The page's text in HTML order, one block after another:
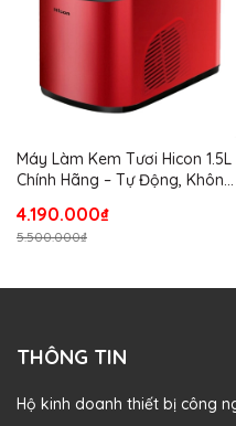
Máy Làm Kem Tươi Hicon 1.5L
Chính Hãng – Tự Động, Không
Lớn Cho Gia Đình
4.190.000₫
5.500.000₫
THÔNG TIN
Hộ kinh doanh thiết bị công